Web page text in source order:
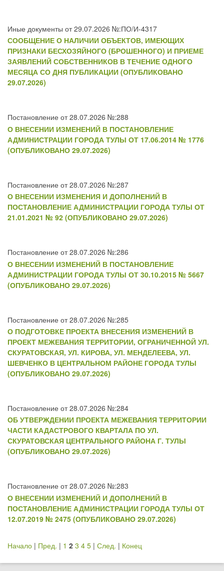
Иные документы от 29.07.2026 №:ПО/И-4317
СООБЩЕНИЕ О НАЛИЧИИ ОБЪЕКТОВ, ИМЕЮЩИХ
ПРИЗНАКИ БЕСХОЗЯЙНОГО (БРОШЕННОГО) И ПРИЕМЕ
ЗАЯВЛЕНИЙ СОБСТВЕННИКОВ В ТЕЧЕНИЕ ОДНОГО
МЕСЯЦА СО ДНЯ ПУБЛИКАЦИИ (ОПУБЛИКОВАНО
29.07.2026)
Постановление от 28.07.2026 №:288
О ВНЕСЕНИИ ИЗМЕНЕНИЙ В ПОСТАНОВЛЕНИЕ
АДМИНИСТРАЦИИ ГОРОДА ТУЛЫ ОТ 17.06.2014 № 1776
(ОПУБЛИКОВАНО 29.07.2026)
Постановление от 28.07.2026 №:287
О ВНЕСЕНИИ ИЗМЕНЕНИЯ И ДОПОЛНЕНИЙ В
ПОСТАНОВЛЕНИЕ АДМИНИСТРАЦИИ ГОРОДА ТУЛЫ ОТ
21.01.2021 № 92 (ОПУБЛИКОВАНО 29.07.2026)
Постановление от 28.07.2026 №:286
О ВНЕСЕНИИ ИЗМЕНЕНИЙ В ПОСТАНОВЛЕНИЕ
АДМИНИСТРАЦИИ ГОРОДА ТУЛЫ ОТ 30.10.2015 № 5667
(ОПУБЛИКОВАНО 29.07.2026)
Постановление от 28.07.2026 №:285
О ПОДГОТОВКЕ ПРОЕКТА ВНЕСЕНИЯ ИЗМЕНЕНИЙ В
ПРОЕКТ МЕЖЕВАНИЯ ТЕРРИТОРИИ, ОГРАНИЧЕННОЙ УЛ.
СКУРАТОВСКАЯ, УЛ. КИРОВА, УЛ. МЕНДЕЛЕЕВА, УЛ.
ШЕВЧЕНКО В ЦЕНТРАЛЬНОМ РАЙОНЕ ГОРОДА ТУЛЫ
(ОПУБЛИКОВАНО 29.07.2026)
Постановление от 28.07.2026 №:284
ОБ УТВЕРЖДЕНИИ ПРОЕКТА МЕЖЕВАНИЯ ТЕРРИТОРИИ
ЧАСТИ КАДАСТРОВОГО КВАРТАЛА ПО УЛ.
СКУРАТОВСКАЯ ЦЕНТРАЛЬНОГО РАЙОНА Г. ТУЛЫ
(ОПУБЛИКОВАНО 29.07.2026)
Постановление от 28.07.2026 №:283
О ВНЕСЕНИИ ИЗМЕНЕНИЙ И ДОПОЛНЕНИЙ В
ПОСТАНОВЛЕНИЕ АДМИНИСТРАЦИИ ГОРОДА ТУЛЫ ОТ
12.07.2019 № 2475 (ОПУБЛИКОВАНО 29.07.2026)
Начало | Пред. | 1 2 3 4 5 | След. | Конец